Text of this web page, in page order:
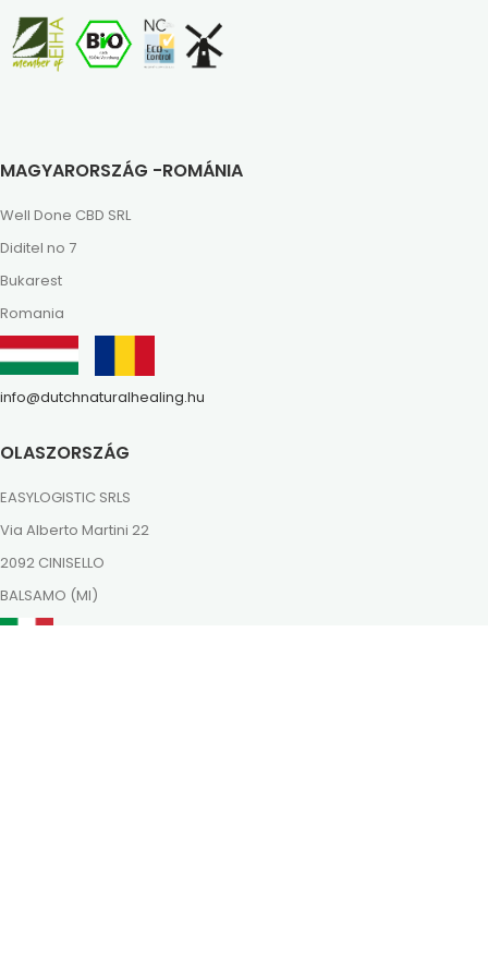
MAGYARORSZÁG -ROMÁNIA
Well Done CBD SRL
Diditel no 7
Bukarest
Romania
info@dutchnaturalhealing.hu
OLASZORSZÁG
EASYLOGISTIC SRLS
Via Alberto Martini 22
2092 CINISELLO
BALSAMO (MI)